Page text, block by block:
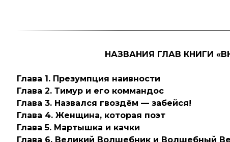
НАЗВАНИЯ ГЛАВ КНИГИ
Глава 1. Презумпция наивности
Глава 2. Тимур и его коммандос
Глава 3. Назвался гвоздём — забейся!
Глава 4. Женщина, которая поэт
Глава 5. Мартышка и качки
Глава 6. Великий Волшебник и Волшебный